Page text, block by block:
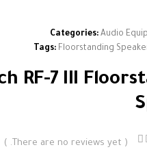
Categories: Audio
Tags: Floorstanding
RF-7 III
( There are no reviews yet. )